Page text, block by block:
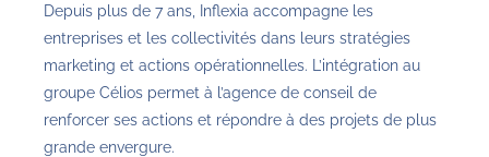
Depuis plus de 7 ans, Inflexia accompagne les
entreprises et les collectivités dans leurs stratégies
marketing et actions opérationnelles. L’intégration au
groupe Célios permet à l’agence de conseil de
renforcer ses actions et répondre à des projets de plus
grande envergure.